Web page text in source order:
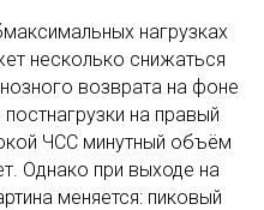
нагрузках
несколько снижаться
возврата на фоне
на правый
ЧСС минутный объём
Однако при выходе на
меняется: пиковый